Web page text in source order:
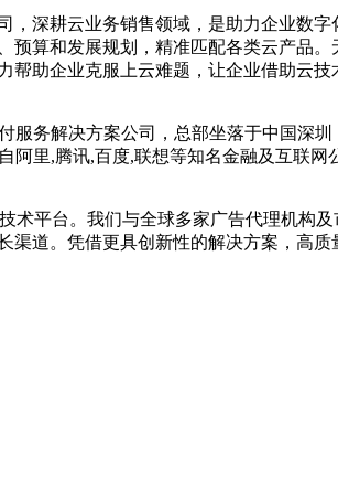
，深耕云业务销售领域，是助力企业数
预算和发展规划，精准匹配各类云产品
帮助企业克服上云难题，让企业借助云
服务解决方案公司，总部坐落于中国
阿里,腾讯,百度,联想等知名金融及互联
术平台。我们与全球多家广告代理机构
渠道。凭借更具创新性的解决方案，高质